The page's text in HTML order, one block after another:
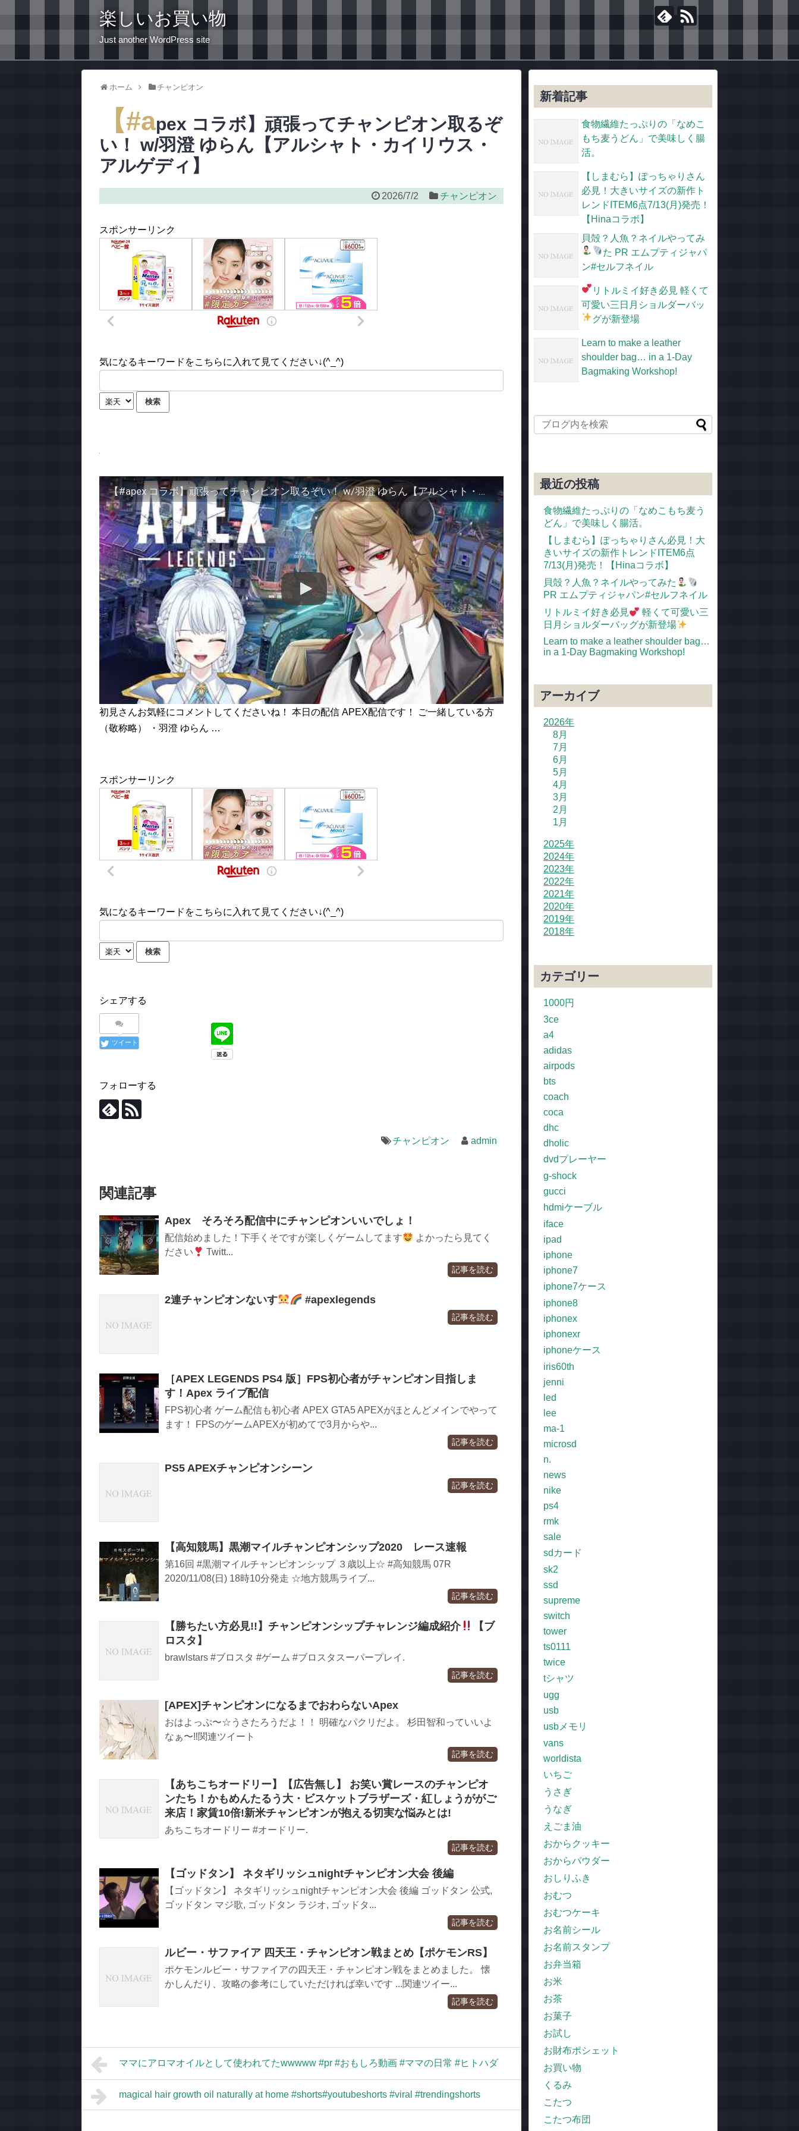
楽しいお買い物
Just another WordPress site
ホーム チャンピオン
【#apex コラボ】頑張ってチャンピオン取るぞ
い！ w/羽澄 ゆらん【アルシャト・カイリウス・
アルゲディ】
2026/7/2 チャンピオン
スポンサーリンク
気になるキーワードをこちらに入れて見てください↓(^_^)
【#apex コラボ】頑張ってチャンピオン取るぞい！ w/羽澄 ゆらん【アルシャト・カイリウス・アルゲディ】
初見さんお気軽にコメントしてくださいね！ 本日の配信 APEX配信です！ ご一緒している方
（敬称略） ・羽澄 ゆらん …
スポンサーリンク
気になるキーワードをこちらに入れて見てください↓(^_^)
シェアする
ツイート
フォローする
チャンピオン admin
関連記事
Apex そろそろ配信中にチャンピオンいいでしょ！
配信始めました！下手くそですが楽しくゲームしてます
よかったら見てく
ださい
Twitt...
記事を読む
2連チャンピオンないす #apexlegends
記事を読む
［APEX LEGENDS PS4 版］FPS初心者がチャンピオン目指しま
す！Apex ライブ配信
FPS初心者 ゲーム配信も初心者 APEX GTA5 APEXがほとんどメインでやって
ます！ FPSのゲームAPEXが初めてで3月からや...
記事を読む
PS5 APEXチャンピオンシーン
記事を読む
【高知競馬】黒潮マイルチャンピオンシップ2020 レース速報
第16回 #黒潮マイルチャンピオンシップ ３歳以上☆ #高知競馬 07R
2020/11/08(日) 18時10分発走 ☆地方競馬ライブ...
記事を読む
【勝ちたい方必見!!】チャンピオンシップチャレンジ編成紹介
【ブ
ロスタ】
brawlstars #ブロスタ #ゲーム #ブロスタスーパープレイ.
記事を読む
[APEX]チャンピオンになるまでおわらないApex
おはよっぷ〜☆うさたろうだよ！！ 明確なパクリだよ。 杉田智和っていいよ
なぁ〜‼︎関連ツイート
記事を読む
【あちこちオードリー】【広告無し】 お笑い賞レースのチャンピオ
ンたち！かもめんたるう大・ビスケットブラザーズ・紅しょうががご
来店！家賃10倍!新米チャンピオンが抱える切実な悩みとは!
あちこちオードリー #オードリー.
記事を読む
【ゴッドタン】 ネタギリッシュnightチャンピオン大会 後編
【ゴッドタン】 ネタギリッシュnightチャンピオン大会 後編 ゴッドタン 公式,
ゴッドタン マジ歌, ゴッドタン ラジオ, ゴッドタ...
記事を読む
ルビー・サファイア 四天王・チャンピオン戦まとめ【ポケモンRS】
ポケモンルビー・サファイアの四天王・チャンピオン戦をまとめました。 懐
かしんだり、攻略の参考にしていただければ幸いです ...関連ツイー...
記事を読む
ママにアロマオイルとして使われてたwwwww #pr #おもしろ動画 #ママの日常 #ヒトハダ
magical hair growth oil naturally at home #shorts#youtubeshorts #viral #trendingshorts
新着記事
食物繊維たっぷりの「なめこ
もち麦うどん」で美味しく腸
活。
【しまむら】ぽっちゃりさん
必見！大きいサイズの新作ト
レンドITEM6点7/13(月)発売！
【Hinaコラボ】
貝殻？人魚？ネイルやってみ
た PR エムプティジャパ
ン#セルフネイル
リトルミイ好き必見 軽くて
可愛い三日月ショルダーバッ
グが新登場
Learn to make a leather
shoulder bag… in a 1-Day
Bagmaking Workshop!
最近の投稿
食物繊維たっぷりの「なめこもち麦う
どん」で美味しく腸活。
【しまむら】ぽっちゃりさん必見！大
きいサイズの新作トレンドITEM6点
7/13(月)発売！【Hinaコラボ】
貝殻？人魚？ネイルやってみた
PR エムプティジャパン#セルフネイル
リトルミイ好き必見
軽くて可愛い三
日月ショルダーバッグが新登場
Learn to make a leather shoulder bag…
in a 1-Day Bagmaking Workshop!
アーカイブ
2026年
8月
7月
6月
5月
4月
3月
2月
1月
2025年
2024年
2023年
2022年
2021年
2020年
2019年
2018年
カテゴリー
1000円
3ce
a4
adidas
airpods
bts
coach
coca
dhc
dholic
dvdプレーヤー
g-shock
gucci
hdmiケーブル
iface
ipad
iphone
iphone7
iphone7ケース
iphone8
iphonex
iphonexr
iphoneケース
iris60th
jenni
led
lee
ma-1
microsd
n.
news
nike
ps4
rmk
sale
sdカード
sk2
ssd
supreme
switch
tower
ts0111
twice
tシャツ
ugg
usb
usbメモリ
vans
worldista
いちご
うさぎ
うなぎ
えごま油
おからクッキー
おからパウダー
おしりふき
おむつ
おむつケーキ
お名前シール
お名前スタンプ
お弁当箱
お米
お茶
お菓子
お試し
お財布ポシェット
お買い物
くるみ
こたつ
こたつ布団